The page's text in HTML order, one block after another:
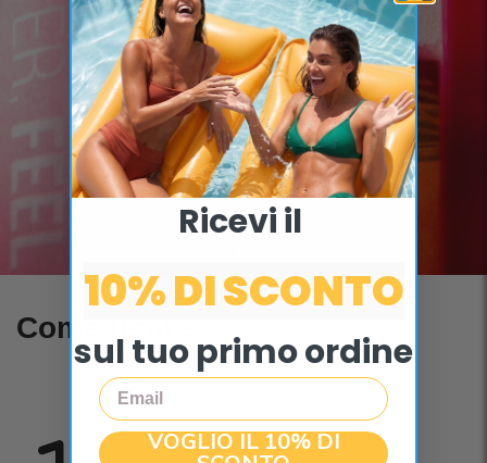
Come usare
Ricevi il ​
10% DI SCONTO
sul tuo primo ordine
Email
VOGLIO IL 10% DI